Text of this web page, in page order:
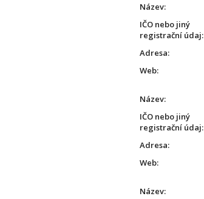
Název:
IČO nebo jiný
registrační údaj:
Adresa:
Web:
Název:
IČO nebo jiný
registrační údaj:
Adresa:
Web:
Název: